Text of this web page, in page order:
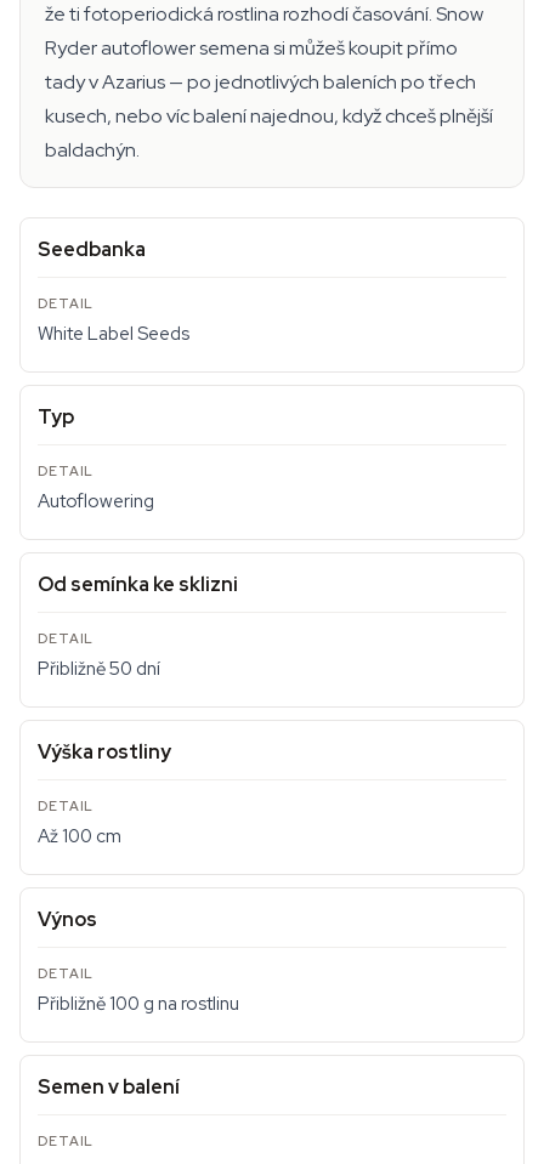
že ti fotoperiodická rostlina rozhodí časování. Snow
Ryder autoflower semena si můžeš koupit přímo
tady v Azarius — po jednotlivých baleních po třech
kusech, nebo víc balení najednou, když chceš plnější
baldachýn.
Seedbanka
White Label Seeds
Typ
Autoflowering
Od semínka ke sklizni
Přibližně 50 dní
Výška rostliny
Až 100 cm
Výnos
Přibližně 100 g na rostlinu
Semen v balení